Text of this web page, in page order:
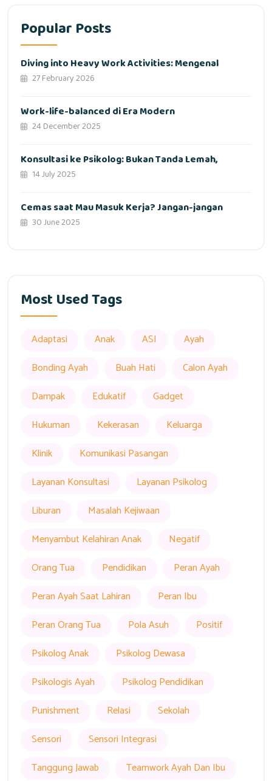
Popular Posts
Diving into Heavy Work Activities: Mengenal
27 February 2026
Work-life-balanced di Era Modern
24 December 2025
Konsultasi ke Psikolog: Bukan Tanda Lemah,
14 July 2025
Cemas saat Mau Masuk Kerja? Jangan-jangan
30 June 2025
Most Used Tags
Adaptasi Anak ASI
Ayah
Bonding Ayah
Buah Hati
Calon Ayah
Dampak
Edukatif
Gadget
Hukuman
Kekerasan
Keluarga
Klinik
Komunikasi Pasangan
Layanan Konsultasi
Layanan Psikolog
Liburan
Masalah Kejiwaan
Menyambut Kelahiran Anak
Negatif
Orang Tua
Pendidikan
Peran Ayah
Peran Ayah Saat Lahiran
Peran Ibu
Peran Orang Tua
Pola Asuh
Positif
Psikolog Anak
Psikolog Dewasa
Psikologis Ayah
Psikolog Pendidikan
Punishment
Relasi
Sekolah
Sensori
Sensori Integrasi
Tanggung Jawab
Teamwork Ayah Dan Ibu